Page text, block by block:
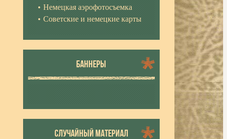
Немецкая аэрофотосъемка
Советские и немецкие карты
БАННЕРЫ
СЛУЧАЙНЫЙ МАТЕРИАЛ